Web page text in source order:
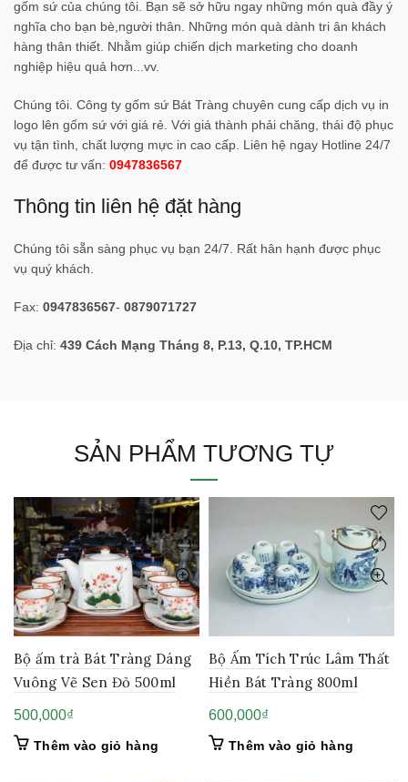
gốm sứ của chúng tôi. Bạn sẽ sở hữu ngay những món quà đầy ý
nghĩa cho bạn bè,người thân. Những món quà dành tri ân khách
hàng thân thiết. Nhằm giúp chiến dịch marketing cho doanh
nghiệp hiệu quả hơn...vv.
Chúng tôi. Công ty gốm sứ Bát Tràng chuyên cung cấp dịch vụ in
logo lên gốm sứ với giá rẻ. Với giá thành phải chăng, thái độ phục
vụ tận tình, chất lượng mực in cao cấp. Liên hệ ngay Hotline 24/7
để được tư vấn: 0947836567
Thông tin liên hệ đặt hàng
Chúng tôi sẵn sàng phục vụ bạn 24/7. Rất hân hạnh được phục
vụ quý khách.
Fax: 0947836567- 0879071727
Địa chỉ: 439 Cách Mạng Tháng 8, P.13, Q.10, TP.HCM
SẢN PHẨM TƯƠNG TỰ
Bộ ấm trà Bát Tràng Dáng
Vuông Vẽ Sen Đỏ 500ml
500,000₫
Thêm vào giỏ hàng
Bộ Ấm Tích Trúc Lâm Thất
Hiền Bát Tràng 800ml
600,000₫
Thêm vào giỏ hàng